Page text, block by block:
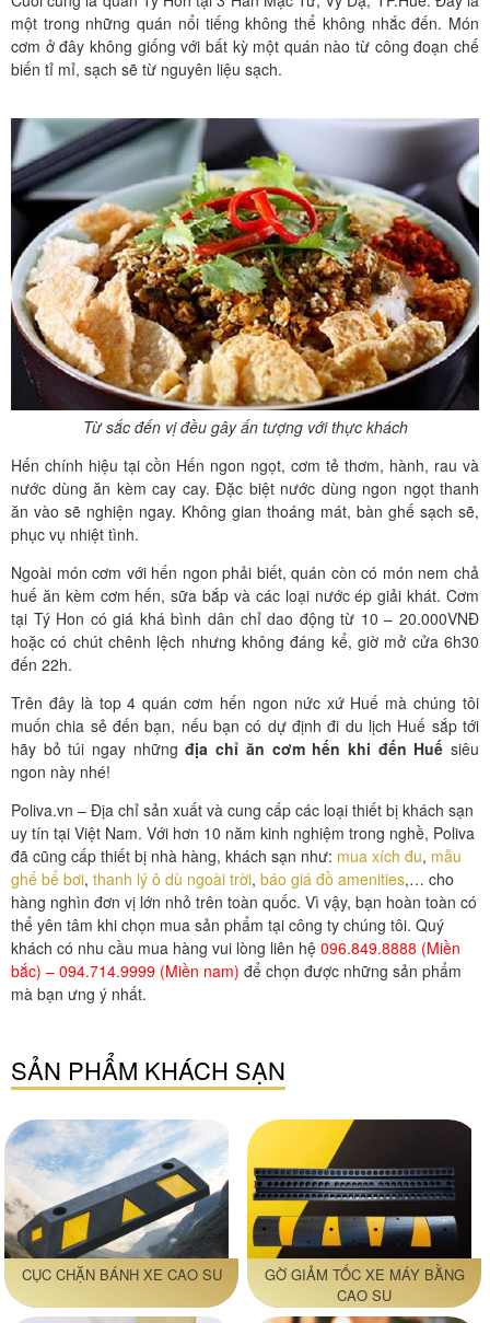
một trong những quán nổi tiếng không thể không nhắc đến. Món
cơm ở đây không giống với bất kỳ một quán nào từ công đoạn chế
biến tỉ mỉ, sạch sẽ từ nguyên liệu sạch.
Từ sắc đến vị đều gây ấn tượng với thực khách
Hến chính hiệu tại cồn Hến ngon ngọt, cơm tẻ thơm, hành, rau và
nước dùng ăn kèm cay cay. Đặc biệt nước dùng ngon ngọt thanh
ăn vào sẽ nghiện ngay. Không gian thoáng mát, bàn ghế sạch sẽ,
phục vụ nhiệt tình.
Ngoài món cơm với hến ngon phải biết, quán còn có món nem chả
huế ăn kèm cơm hến, sữa bắp và các loại nước ép giải khát. Cơm
tại Tý Hon có giá khá bình dân chỉ dao động từ 10 – 20.000VNĐ
hoặc có chút chênh lệch nhưng không đáng kể, giờ mở cửa 6h30
đến 22h.
Trên đây là top 4 quán cơm hến ngon nức xứ Huế mà chúng tôi
muốn chia sẻ đến bạn, nếu bạn có dự định đi du lịch Huế sắp tới
hãy bỏ túi ngay nhữngđịa chỉ ăn cơm hến khi đến Huế siêu
ngon này nhé!
Poliva.vn – Địa chỉ sản xuất và cung cấp các loại thiết bị khách sạn
uy tín tại Việt Nam. Với hơn 10 năm kinh nghiệm trong nghề, Poliva
đã cũng cấp thiết bị nhà hàng, khách sạn như: mua xích đu, mẫu
ghế bể bơi, thanh lý ô dù ngoài trời, báo giá đồ amenities,… cho
hàng nghìn đơn vị lớn nhỏ trên toàn quốc. Vì vậy, bạn hoàn toàn có
thể yên tâm khi chọn mua sản phẩm tại công ty chúng tôi. Quý
khách có nhu cầu mua hàng vui lòng liên hệ 096.849.8888 (Miền
bắc) – 094.714.9999 (Miền nam) để chọn được những sản phẩm
mà bạn ưng ý nhất.
SẢN PHẨM KHÁCH SẠN
CỤC CHẶN BÁNH XE CAO SU
GỜ GIẢM TỐC XE MÁY BẰNG
CAO SU